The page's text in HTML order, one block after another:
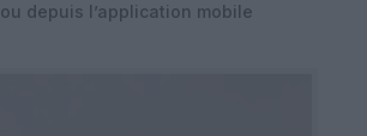
ou depuis l’application mobile